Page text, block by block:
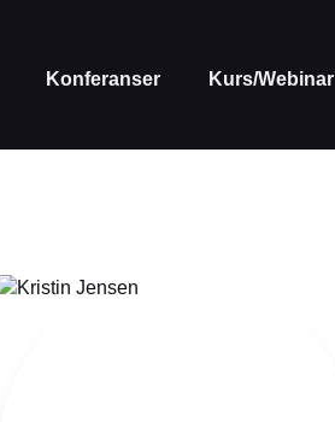
Konferanser Kurs/Webinar